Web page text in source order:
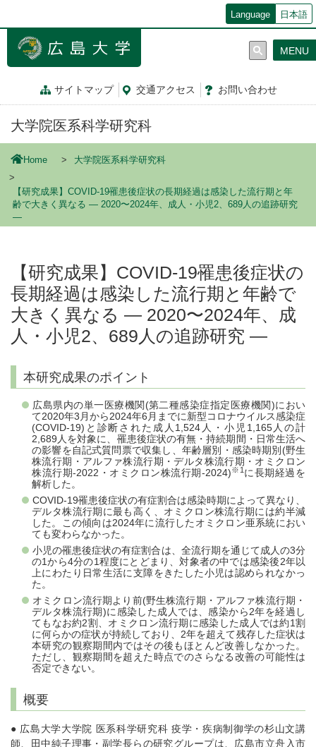
ン
Language 日本語
サイトマップ 交通アクセス お問い合わせ
MENU
大学院医系科学研究科
Home 大学院医系科学研究科
【研究成果】COVID-19罹患後症状の長期経過は感染した流行期と年
齢で大きく異なる ― 2020〜2024年、成人・小児2、689人の追跡研究
―
【研究成果】COVID-19罹患後症状の
長期経過は感染した流行期と年齢で
大きく異なる ― 2020〜2024年、成
人・小児2、689人の追跡研究 ―
本研究成果のポイント
広島県内の単一医療機関(第二種感染症指定医療機関)におい
て2020年3月から2024年6月までに新型コロナウイルス感染症
(COVID-19)と診断された成人1,524人・小児1,165人の計
2,689人を対象に、罹患後症状の有無・持続期間・日常生活へ
の影響を自記式質問票で収集し、年齢層別・感染時期別(野生
株流行期・アルファ株流行期・デルタ株流行期・オミクロン
株流行期-2022・オミクロン株流行期-2024)※1に長期経過を
解析した。
COVID-19罹患後症状の有症割合は感染時期によって異なり、
デルタ株流行期に最も高く、オミクロン株流行期には約半減
した。この傾向は2024年に流行したオミクロン亜系統におい
ても変わらなかった。
小児の罹患後症状の有症割合は、全流行期を通じて成人の3分
の1から4分の1程度にとどまり、対象者の中では感染後2年以
上にわたり日常生活に支障をきたした小児は認められなかっ
た。
オミクロン流行期より前(野生株流行期・アルファ株流行期・
デルタ株流行期)に感染した成人では、感染から2年を経過し
てもなお約2割、オミクロン流行期に感染した成人では約1割
に何らかの症状が持続しており、2年を超えて残存した症状は
本研究の観察期間内ではその後もほとんど改善しなかった。
ただし、観察期間を超えた時点でのさらなる改善の可能性は
否定できない。
概要
● 広島大学大学院 医系科学研究科 疫学・疾病制御学の杉山文講
師、田中純子理事・副学長らの研究グループは、広島市立舟入市